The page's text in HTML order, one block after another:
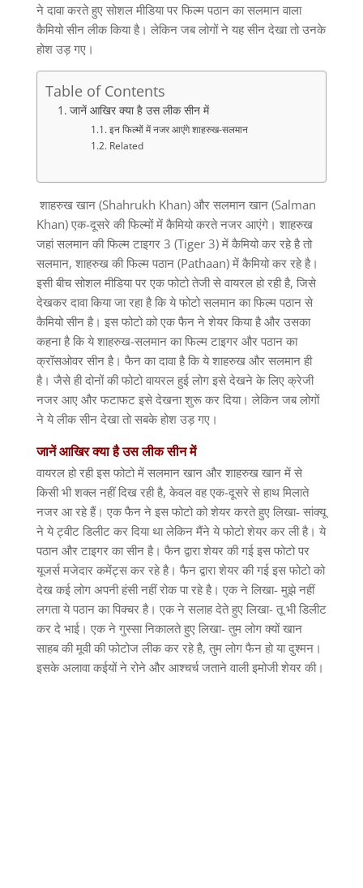
ने दावा करते हुए सोशल मीडिया पर फिल्म पठान का सलमान वाला
कैमियो सीन लीक किया है। लेकिन जब लोगों ने यह सीन देखा तो उनके
होश उड़ गए।
Table of Contents
जानें आखिर क्या है उस लीक सीन में
इन फिल्मों में नजर आएंगे शाहरुख-सलमान
Related
शाहरुख खान (Shahrukh Khan) और सलमान खान (Salman
Khan) एक-दूसरे की फिल्मों में कैमियो करते नजर आएंगे। शाहरुख
जहां सलमान की फिल्म टाइगर 3 (Tiger 3) में कैमियो कर रहे है तो
सलमान, शाहरुख की फिल्म पठान (Pathaan) में कैमियो कर रहे है।
इसी बीच सोशल मीडिया पर एक फोटो तेजी से वायरल हो रही है, जिसे
देखकर दावा किया जा रहा है कि ये फोटो सलमान का फिल्म पठान से
कैमियो सीन है। इस फोटो को एक फैन ने शेयर किया है और उसका
कहना है कि ये शाहरुख-सलमान का फिल्म टाइगर और पठान का
क्रॉसओवर सीन है। फैन का दावा है कि ये शाहरुख और सलमान ही
है। जैसे ही दोनों की फोटो वायरल हुई लोग इसे देखने के लिए क्रेजी
नजर आए और फटाफट इसे देखना शुरू कर दिया। लेकिन जब लोगों
ने ये लीक सीन देखा तो सबके होश उड़ गए।
जानें आखिर क्या है उस लीक सीन में
वायरल हो रही इस फोटो में सलमान खान और शाहरुख खान में से
किसी भी शक्ल नहीं दिख रही है, केवल वह एक-दूसरे से हाथ मिलाते
नजर आ रहे हैं। एक फैन ने इस फोटो को शेयर करते हुए लिखा- सांक्यू
ने ये ट्वीट डिलीट कर दिया था लेकिन मैंने ये फोटो शेयर कर ली है। ये
पठान और टाइगर का सीन है। फैन द्वारा शेयर की गई इस फोटो पर
यूजर्स मजेदार कमेंट्स कर रहे है। फैन द्वारा शेयर की गई इस फोटो को
देख कई लोग अपनी हंसी नहीं रोक पा रहे है। एक ने लिखा- मुझे नहीं
लगता ये पठान का पिक्चर है। एक ने सलाह देते हुए लिखा- तू भी डिलीट
कर दे भाई। एक ने गुस्सा निकालते हुए लिखा- तुम लोग क्यों खान
साहब की मूवी की फोटोज लीक कर रहे है, तुम लोग फैन हो या दुश्मन।
इसके अलावा कईयों ने रोने और आश्चर्च जताने वाली इमोजी शेयर की।